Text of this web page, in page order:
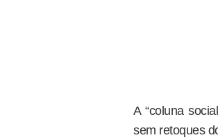
A “coluna
sem retoques